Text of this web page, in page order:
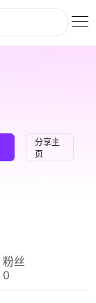
分享主
页
粉丝
0